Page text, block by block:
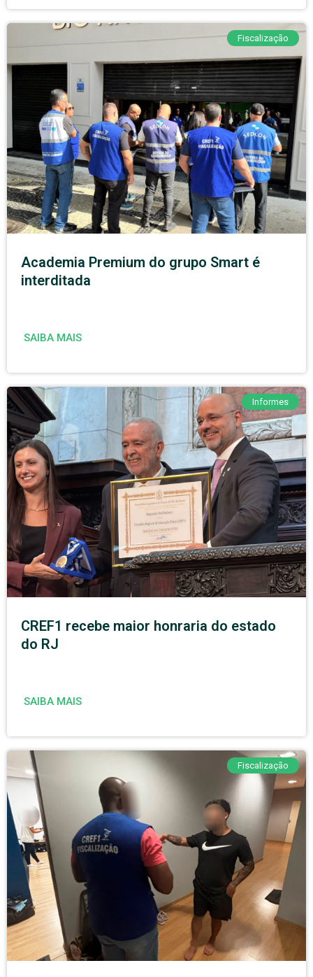
Fiscalização
Academia Premium do grupo Smart é
interditada
SAIBA MAIS
Informes
CREF1 recebe maior honraria do estado
do RJ
SAIBA MAIS
Fiscalização